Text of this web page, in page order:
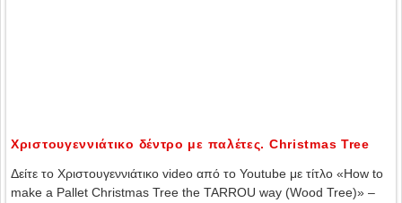
Χριστουγεννιάτικο δέντρο με παλέτες. Christmas Tree
Δείτε το Χριστουγεννιάτικο video από το Youtube με τίτλο «How to
make a Pallet Christmas Tree the TARROU way (Wood Tree)» –